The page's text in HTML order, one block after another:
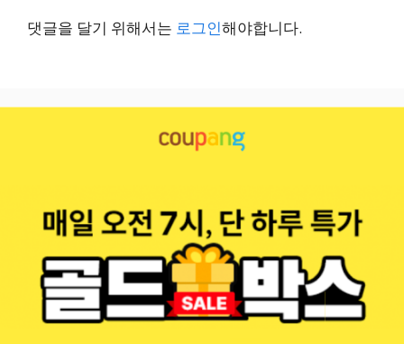
댓글을 달기 위해서는 로그인해야합니다.